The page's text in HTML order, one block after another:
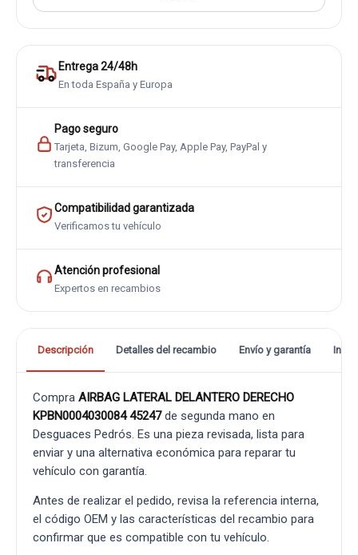
Entrega 24/48h
En toda España y Europa
Pago seguro
Tarjeta, Bizum, Google Pay, Apple Pay, PayPal y
transferencia
Compatibilidad garantizada
Verificamos tu vehículo
Atención profesional
Expertos en recambios
Descripción Detalles del recambio Envío y garantía
Compra AIRBAG LATERAL DELANTERO DERECHO
KPBN0004030084 45247de segunda mano en
Desguaces Pedrós. Es una pieza revisada, lista para
enviar y una alternativa económica para reparar tu
vehículo con garantía.
Antes de realizar el pedido, revisa la referencia interna,
el código OEM y las características del recambio para
confirmar que es compatible con tu vehículo.